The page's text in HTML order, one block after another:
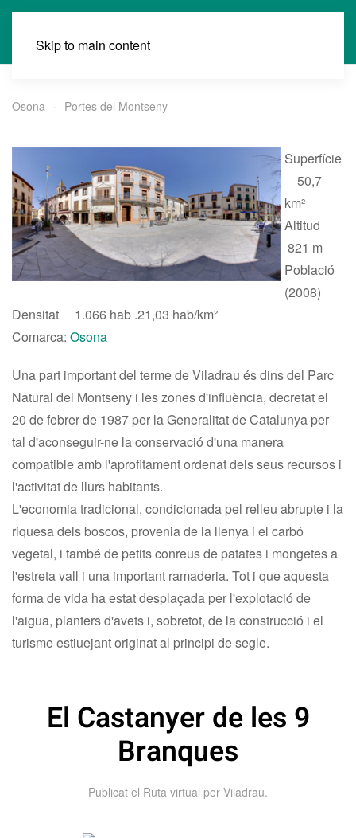
Skip to main content
Osona Portes del Montseny
Superfície
50,7
km²
Altitud
821 m
Població
(2008)
Densitat 1.066 hab .21,03 hab/km²
Comarca: Osona
Una part important del terme de Viladrau és dins del Parc
Natural del Montseny i les zones d'influència, decretat el
20 de febrer de 1987 per la Generalitat de Catalunya per
tal d'aconseguir-ne la conservació d'una manera
compatible amb l'aprofitament ordenat dels seus recursos i
l'activitat de llurs habitants.
L'economia tradicional, condicionada pel relleu abrupte i la
riquesa dels boscos, provenia de la llenya i el carbó
vegetal, i també de petits conreus de patates i mongetes a
l'estreta vall i una important ramaderia. Tot i que aquesta
forma de vida ha estat desplaçada per l'explotació de
l'aigua, planters d'avets i, sobretot, de la construcció i el
turisme estiuejant originat al principi de segle.
El Castanyer de les 9
Branques
Publicat el Ruta virtual per Viladrau.